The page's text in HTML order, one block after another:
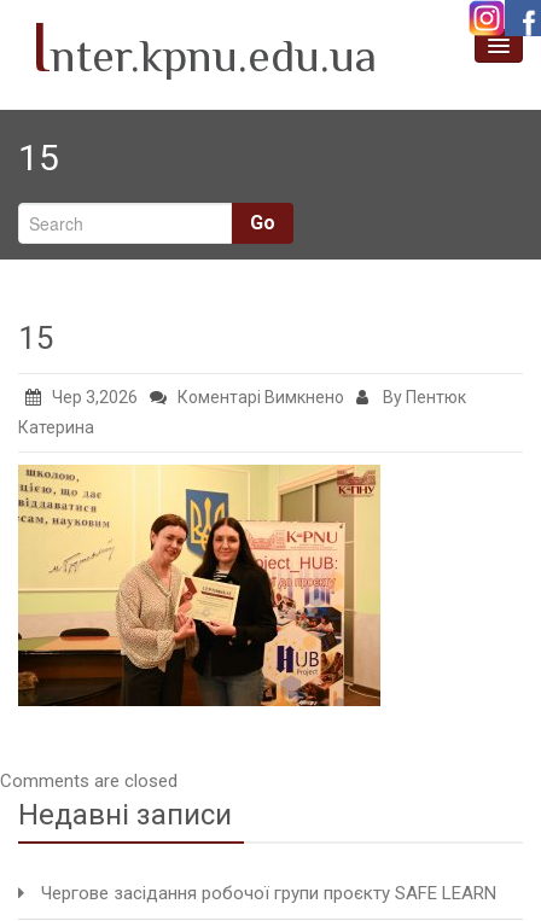
Inter.kpnu.edu.ua
Про нас
Новини
Академічна мобільність
Проєктна діяльність
SafeLearn
15
Go
15
Чер 3,2026 Коментарі Вимкнено до
By Пентюк
Катерина
Comments are closed
Недавні записи
Чергове засідання робочої групи проєкту SAFE LEARN